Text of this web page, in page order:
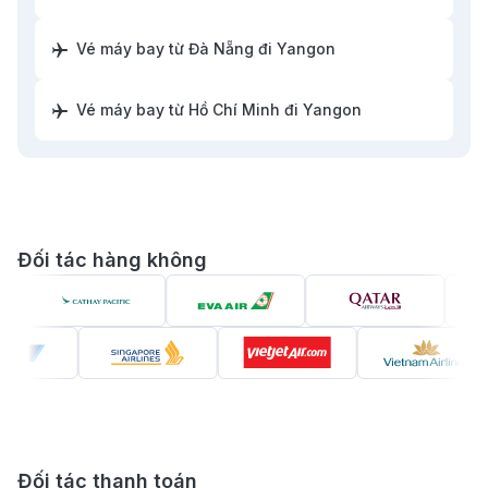
Vé máy bay từ Đà Nẵng đi Yangon
Vé máy bay từ Hồ Chí Minh đi Yangon
Đối tác hàng không
Đối tác thanh toán